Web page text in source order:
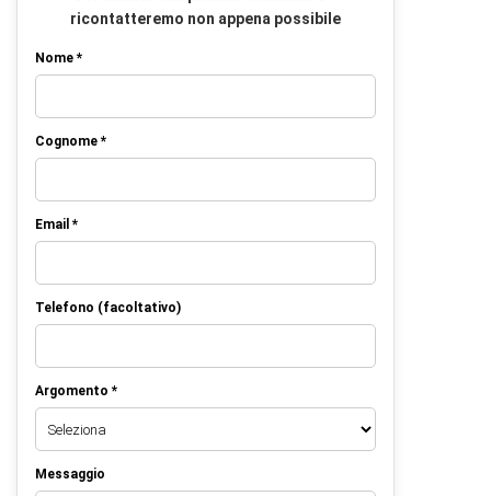
ricontatteremo non appena possibile
Nome *
Cognome *
Email *
Telefono (facoltativo)
Argomento *
Messaggio